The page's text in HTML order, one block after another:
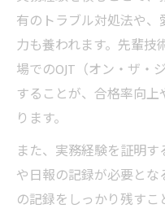
有のトラブル対処法や
力も養われます。先輩
場でのOJT（オン・ザ・
することが、合格率向
ります。
また、実務経験を証明
や日報の記録が必要と
の記録をしっかり残す